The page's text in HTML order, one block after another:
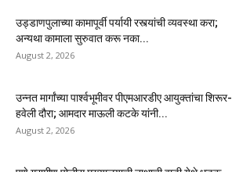
उड्डाणपुलाच्या कामापूर्वी पर्यायी रस्त्यांची व्यवस्था करा;
अन्यथा कामाला सुरुवात करू नका...
August 2, 2026
उन्नत मार्गांच्या पार्श्वभूमीवर पीएमआरडीए आयुक्तांचा शिरूर-
हवेली दौरा; आमदार माऊली कटके यांनी...
August 2, 2026